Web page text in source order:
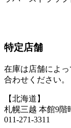
特定店舗
在庫は店舗によ
合わせください。
【北海道】
札幌三越 本館9階
011-271-3311